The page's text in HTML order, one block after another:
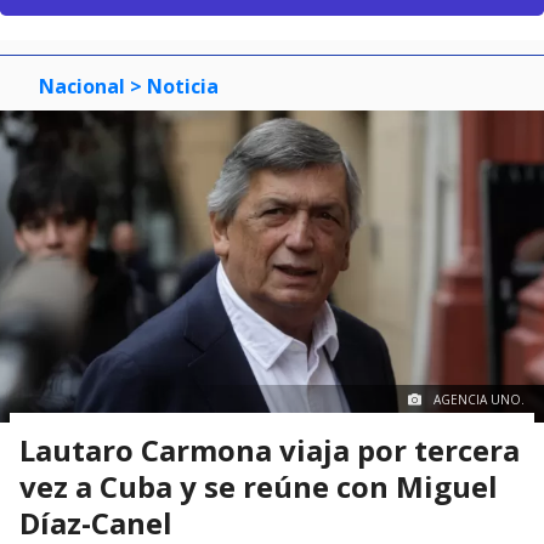
Nacional > Noticia
AGENCIA UNO.
Lautaro Carmona viaja por tercera
vez a Cuba y se reúne con Miguel
Díaz-Canel